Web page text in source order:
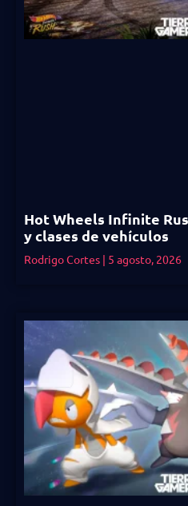
Hot Wheels Infinite
y clases de vehículos
Rodrigo Cortes 5 agosto, 2026